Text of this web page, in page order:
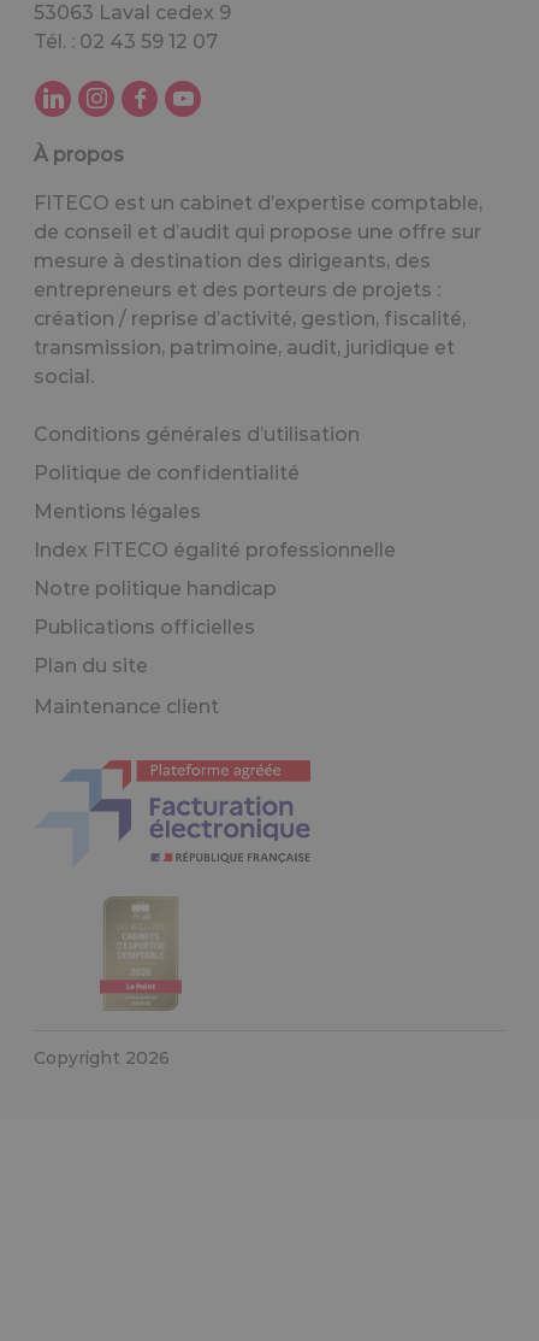
53063 Laval cedex 9
Tél. : 02 43 59 12 07
À propos
FITECO est un cabinet d’expertise comptable,
de conseil et d’audit qui propose une offre sur
mesure à destination des dirigeants, des
entrepreneurs et des porteurs de projets :
création / reprise d’activité, gestion, fiscalité,
transmission, patrimoine, audit, juridique et
social.
Conditions générales d’utilisation
Politique de confidentialité
Mentions légales
Index FITECO égalité professionnelle
Notre politique handicap
Publications officielles
Plan du site
Maintenance client
Copyright 2026